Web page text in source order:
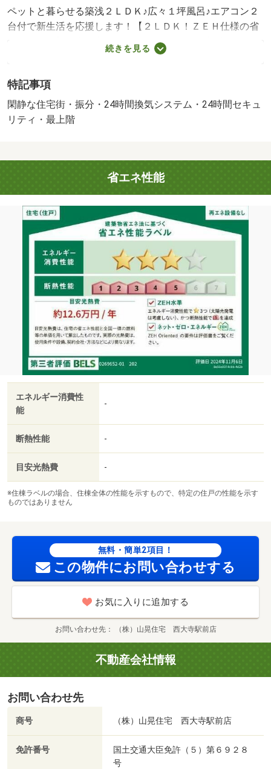
ペットと暮らせる築浅２ＬＤＫ♪広々１坪風呂♪エアコン２
台付で新生活を応援します！【２ＬＤＫ！ＺＥＨ仕様の省
エネ住宅！】日当り良好のリビング♪ペットも相談ＯＫです
♪インターネット無料♪１坪サイズの大きいお風呂♪エアコン
便座・宅配ＢＯＸなど人気の設備がたくさん！雨の日に嬉
しい室内物干し付き！ＴＶモニターホン付きでセキュリテ
ィ対策もバッチリ☆彡お部屋探しは山晃住宅西大寺店まで
代：あり３，３００円～・維持費等：安心サポート１，９
８０円／月・ＺＥＨ仕様の省エネ住宅！インターネット無
料♪１坪サイズの大きいお風呂♪エアコン２台・システムキ
ッチン・追い焚き・浴室乾燥・温水洗浄便座・宅配ＢＯＸ
など人気の設備がたくさん！雨の日に嬉しい室内物干し
付！・駐輪場：有/室内清掃費用 90000円
続きを見る
特記事項
閑静な住宅街・振分・24時間換気システム・24時間セキュ
リティ・最上階
省エネ性能
エネルギー消費性
能
-
断熱性能 -
目安光熱費 -
※住棟ラベルの場合、住棟全体の性能を示すもので、特定の住戸の性能を示す
ものではありません
無料・簡単2項目！
この物件にお問い合わせする
お気に入りに追加する
お問い合わせ先 （株）山晃住宅 西大寺駅前店
不動産会社情報
お問い合わせ先
商号 （株）山晃住宅 西大寺駅前店
免許番号
国土交通大臣免許（５）第６９２８
号